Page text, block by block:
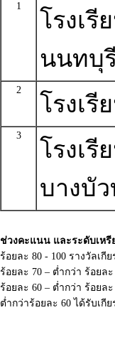
1
โรงเ
นนทบุ
2
โรงเ
3
โรงเรี
บางบั
ช่วงคะแนน และระดับเห
ร้อยละ 80 - 100 รางวัลเกี
ร้อยละ 70 – ต่ำกว่า ร้อยล
ร้อยละ 60 – ต่ำกว่า ร้อยล
ต่ำกว่าร้อยละ 60 ได้รับเกี